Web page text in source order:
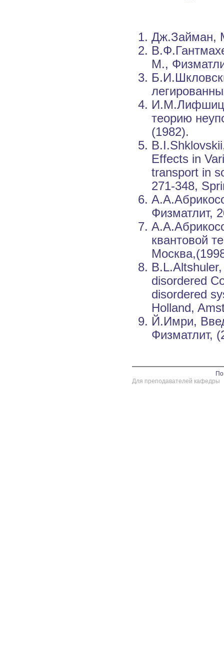
Дж.Займан,
М.,
И.М.Лифшиц,
теорию
(1982).
Effects in
transport in
271-348,
Физматлит,
квантовой
disordered
disordered
Holland,
Й.Имри,
Физматлит,
Для преподавателей кафедры